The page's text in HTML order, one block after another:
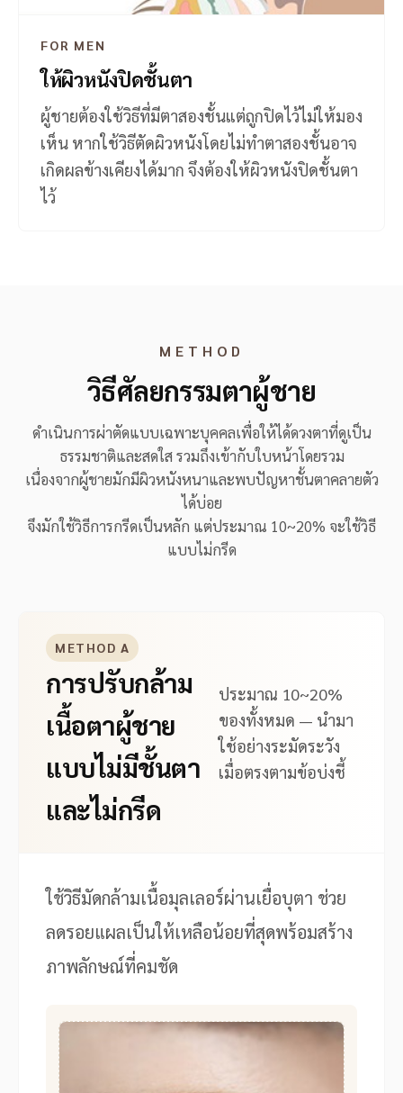
FOR MEN
ให้ผิวหนังปิดชั้นตา
ผู้ชายต้องใช้วิธีที่มีตาสองชั้นแต่ถูกปิดไว้ไม่ให้มอง
เห็น หากใช้วิธีตัดผิวหนังโดยไม่ทำตาสองชั้นอาจ
เกิดผลข้างเคียงได้มาก จึงต้องให้ผิวหนังปิดชั้นตา
ไว้
METHOD
วิธีศัลยกรรมตาผู้ชาย
ดำเนินการผ่าตัดแบบเฉพาะบุคคลเพื่อให้ได้ดวงตาที่ดูเป็น
ธรรมชาติและสดใส รวมถึงเข้ากับใบหน้าโดยรวม
เนื่องจากผู้ชายมักมีผิวหนังหนาและพบปัญหาชั้นตาคลายตัว
ได้บ่อย
จึงมักใช้วิธีการกรีดเป็นหลัก แต่ประมาณ 10~20% จะใช้วิธี
แบบไม่กรีด
METHOD A
การปรับกล้าม
เนื้อตาผู้ชาย
แบบไม่มีชั้นตา
และไม่กรีด
ประมาณ 10~20%
ของทั้งหมด — นำมา
ใช้อย่างระมัดระวัง
เมื่อตรงตามข้อบ่งชี้
ใช้วิธีมัดกล้ามเนื้อมุลเลอร์ผ่านเยื่อบุตา ช่วย
ลดรอยแผลเป็นให้เหลือน้อยที่สุดพร้อมสร้าง
ภาพลักษณ์ที่คมชัด